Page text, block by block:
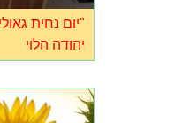
"יום נחית
יהודה הלוי